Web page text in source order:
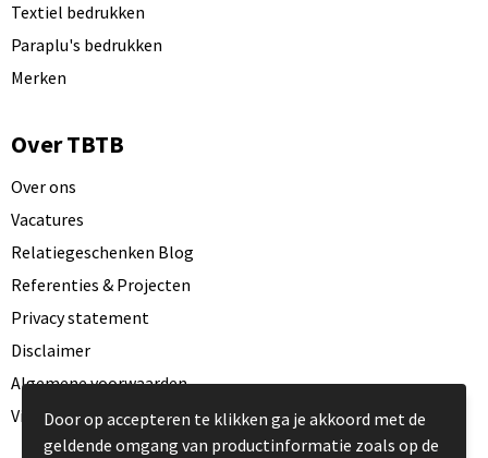
Textiel bedrukken
Paraplu's bedrukken
Merken
Over TBTB
Over ons
Vacatures
Relatiegeschenken Blog
Referenties & Projecten
Privacy statement
Disclaimer
Algemene voorwaarden
Visit our EU website
Door op accepteren te klikken ga je akkoord met de
geldende omgang van productinformatie zoals op de